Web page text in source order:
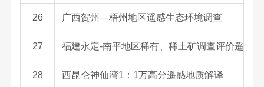
26 广西贺州—梧州地区遥感生态环境调查
27 福建永定-南平地区稀有、稀土矿调查评价遥感
28 西昆仑神仙湾1：1万高分遥感地质解译